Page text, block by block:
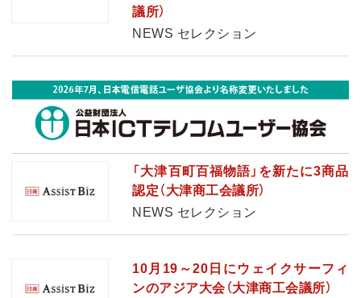
議所）
NEWS セレクション
「大津百町百福物語」を新たに3商品
認定（大津商工会議所）
NEWS セレクション
10月19～20日にウェイクサーフィ
ンのアジア大会（大津商工会議所）